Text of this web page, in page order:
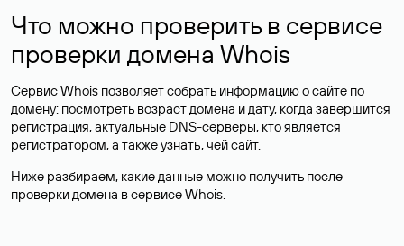
Что можно проверить в сервисе
проверки домена Whois
Сервис Whois позволяет собрать информацию о сайте по
домену: посмотреть возраст домена и дату, когда завершится
регистрация, актуальные DNS-серверы, кто является
регистратором, а также узнать, чей сайт.
Ниже разбираем, какие данные можно получить после
проверки домена в сервисе Whois.